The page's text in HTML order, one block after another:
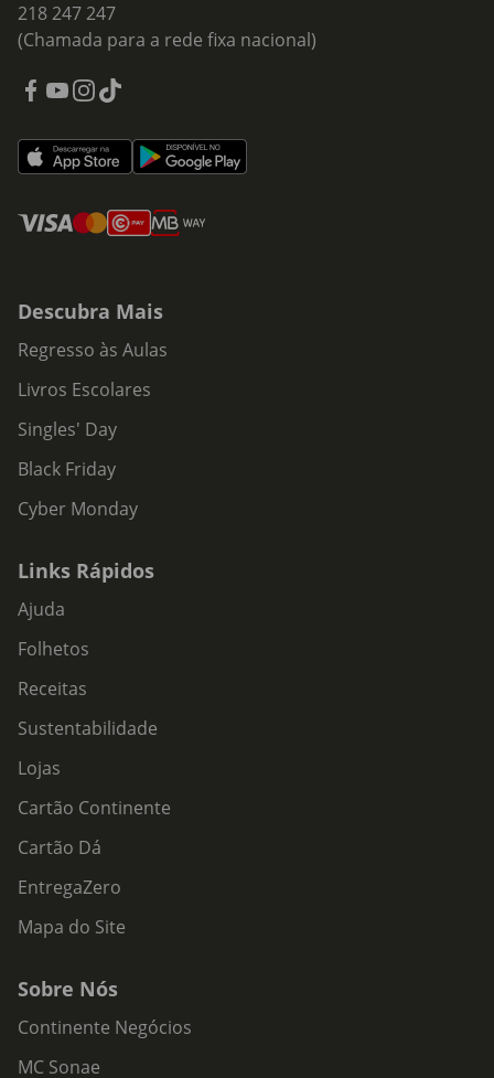
218 247 247
(Chamada para a rede fixa nacional)
Descubra Mais
Regresso às Aulas
Livros Escolares
Singles' Day
Black Friday
Cyber Monday
Links Rápidos
Ajuda
Folhetos
Receitas
Sustentabilidade
Lojas
Cartão Continente
Cartão Dá
EntregaZero
Mapa do Site
Sobre Nós
Continente Negócios
MC Sonae